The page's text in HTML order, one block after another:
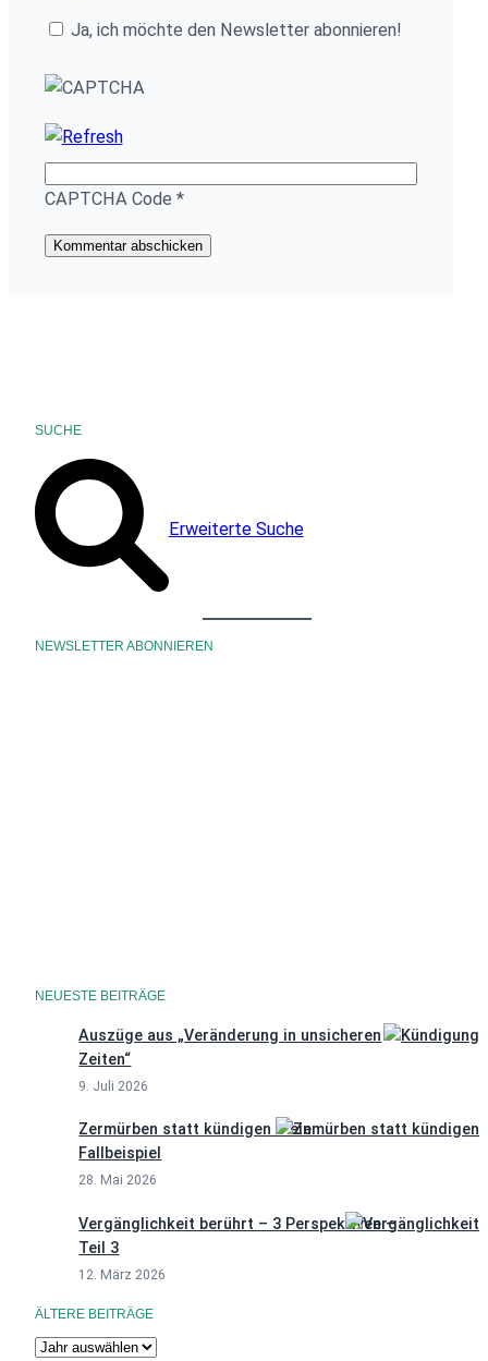
Ja, ich möchte den Newsletter abonnieren!
CAPTCHA Code *
SUCHE
Erweiterte Suche
NEWSLETTER ABONNIEREN
NEUESTE BEITRÄGE
Auszüge aus „Veränderung in unsicheren
Zeiten“
9. Juli 2026
Zermürben statt kündigen – ein
Fallbeispiel
28. Mai 2026
Vergänglichkeit berührt – 3 Perspektiven –
Teil 3
12. März 2026
ÄLTERE BEITRÄGE
A